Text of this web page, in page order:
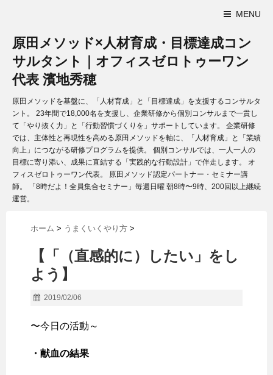
MENU
原田メソッド×人材育成・目標達成コン
サルタント｜オフィスゼロトゥーワン
代表 濱地秀穂
原田メソッドを基盤に、「人材育成」と「目標達成」を支援するコンサルタ
ント。 23年間で18,000名を支援し、企業研修から個別コンサルまで一貫し
て「やり抜く力」と「行動習慣づくりを」サポートしています。 企業研修
では、主体性と再現性を高める原田メソッドを軸に、「人材育成」と「業績
向上」につながる研修プログラムを提供。 個別コンサルでは、一人一人の
目標に寄り添い、成果に直結する「実践的な行動設計」で伴走します。 オ
フィスゼロトゥーワン代表。 原田メソッド認定パートナー・セミナー講
師。 「8時だよ！全員集合セミナー」毎週日曜 朝8時〜9時、200回以上継続
運営。
ホーム > うまくいくやり方 >
【「（直感的に）したい」をし
よう】
2019/02/06
〜今日の活動～
・献血の結果